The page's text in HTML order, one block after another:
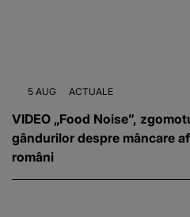
5 AUG ACTUALE
VIDEO „Food Noise”,
gândurilor despre mâncare
români